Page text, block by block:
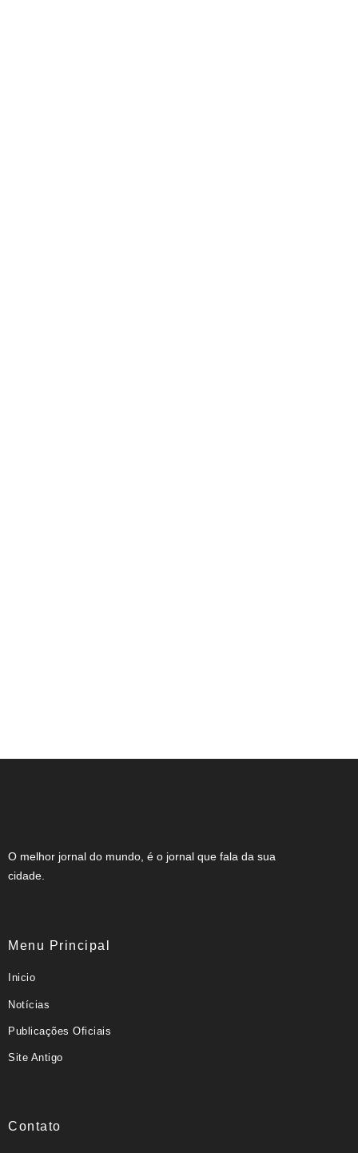
O melhor jornal do mundo, é o jornal que fala da sua
cidade.
Menu Principal
Inicio
Notícias
Publicações Oficiais
Site Antigo
Contato